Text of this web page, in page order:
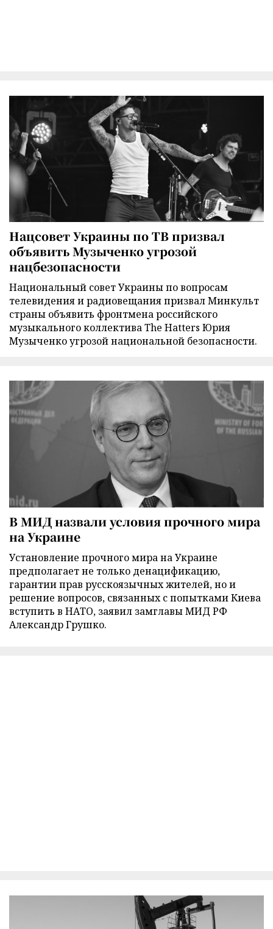
Нацсовет Украины по ТВ призвал
объявить Музыченко угрозой
нацбезопасности
Национальный совет Украины по вопросам
телевидения и радиовещания призвал Минкульт
страны объявить фронтмена российского
музыкального коллектива The Hatters Юрия
Музыченко угрозой национальной безопасности.
В МИД назвали условия прочного мира
на Украине
Установление прочного мира на Украине
предполагает не только денацификацию,
гарантии прав русскоязычных жителей, но и
решение вопросов, связанных с попытками Киева
вступить в НАТО, заявил замглавы МИД РФ
Александр Грушко.